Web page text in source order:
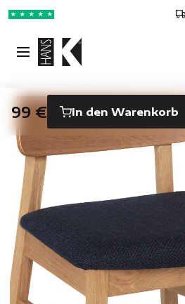
★ ★ ★ ★ ★
99 € In den Warenkorb